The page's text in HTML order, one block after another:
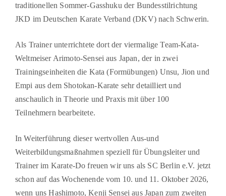
traditionellen Sommer-Gasshuku der Bundesstilrichtung
JKD im Deutschen Karate Verband (DKV) nach Schwerin.
Als Trainer unterrichtete dort der viermalige Team-Kata-
Weltmeiser Arimoto-Sensei aus Japan, der in zwei
Trainingseinheiten die Kata (Formübungen) Unsu, Jion und
Empi aus dem Shotokan-Karate sehr detailliert und
anschaulich in Theorie und Praxis mit über 100
Teilnehmern bearbeitete.
In Weiterführung dieser wertvollen Aus-und
Weiterbildungsmaßnahmen speziell für Übungsleiter und
Trainer im Karate-Do freuen wir uns als SC Berlin e.V. jetzt
schon auf das Wochenende vom 10. und 11. Oktober 2026,
wenn uns Hashimoto, Kenji Sensei aus Japan zum zweiten